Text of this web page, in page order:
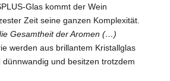
Glas kommt der Wein
Zeit seine ganzen Komplexität.
Gesamtheit der Aromen (…)
werden aus brillantem Kristallglas
und besitzen trotzdem